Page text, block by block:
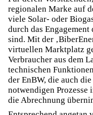
regionalen Marke auf
viele Solar- oder
durch das Engagement
sind. Mit der
virtuellen Marktplatz
Verbraucher aus dem
technischen
der EnBW, die auch
notwendigen
die Abrechnung